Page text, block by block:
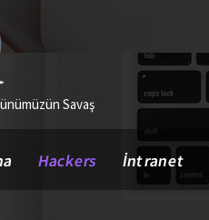
Savaş
Hackers İntranet